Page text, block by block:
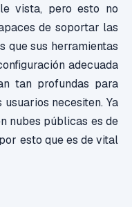
vista, pero esto no
de soportar las
que sus herramientas
adecuada
tan profundas para
necesiten. Ya
nubes públicas es de
esto que es de vital